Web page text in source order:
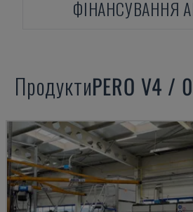
ФІНАНСУВАННЯ
ПродуктиPERO V4 /